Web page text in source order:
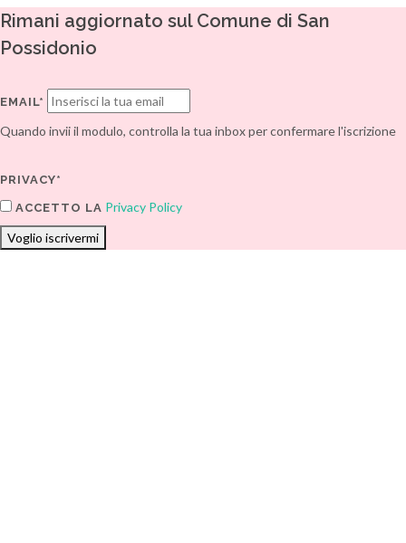
Rimani aggiornato sul Comune di San
Possidonio
EMAIL*
Quando invii il modulo, controlla la tua inbox per confermare l'iscrizione
PRIVACY*
ACCETTO LA Privacy Policy
Voglio iscrivermi